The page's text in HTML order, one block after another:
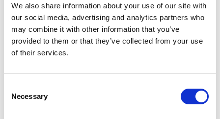
We also share information about your use of our site with
our social media, advertising and analytics partners who
may combine it with other information that you’ve
provided to them or that they’ve collected from your use
of their services.
Selection
Necessary
Daminoshop
Hvilke
loppefrøskaller
skal jeg vælge til
'Pellets' og Coatede.
| Dansk HesteTandpleje
Union
Tøjletryk og
tandspidser
lidt mere fokus på hvad
hesten. Både bid, grimer
og hovedtøj kan presse